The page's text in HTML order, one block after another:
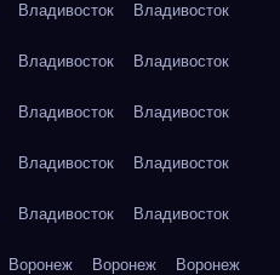
Владивосток Владивосток
Владивосток Владивосток
Владивосток Владивосток
Владивосток Владивосток
Владивосток Владивосток
Воронеж Воронеж Воронеж